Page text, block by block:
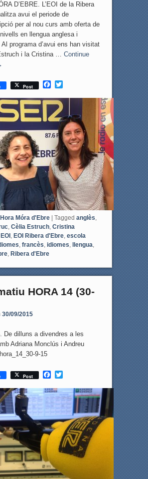
D’EBRE. L’EOI de la Ribera
avui el periode de
per al nou curs amb oferta de
en llengua anglesa i
programa d’avui ens han visitat
i la Cristina … Continue
Post
F
c
e
b
o
o
k
T
i
t
t
e
r
Hora Móra d'Ebre Tagged anglès,
, Cèlia Estruch, Cristina
EOI , EOI Ribera d'Ebre, escola
, francès, idiomes, llengua,
, Ribera d'Ebre
HORA 14 (30-
30/09/2015
De dilluns a divendres a les
Adriana Monclús i Andreu
9-15
Post
F
c
e
o
o
k
T
i
t
e
r